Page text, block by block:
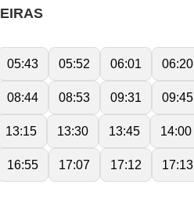
05:43 05:52 06:01 06:20
08:44 08:53 09:31 09:45
13:15 13:30 13:45 14:00
16:55 17:07 17:12 17:13